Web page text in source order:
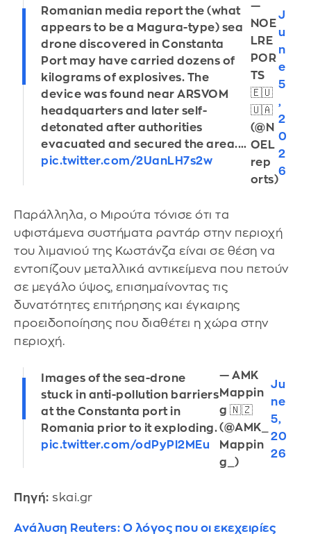
Romanian media report the (what
appears to be a Magura-type) sea
drone discovered in Constanta
Port may have carried dozens of
kilograms of explosives. The
device was found near ARSVOM
headquarters and later self-
detonated after authorities
evacuated and secured the area.…
pic.twitter.com/2UanLH7s2w
—
NOE
LRE
POR
TS
🇪🇺
🇺🇦
(@N
OEL
rep
orts)
J
u
n
e
5
,
2
0
2
6
Παράλληλα, ο Μιρούτα τόνισε ότι τα
υφιστάμενα συστήματα ραντάρ στην περιοχή
του λιμανιού της Κωστάνζα είναι σε θέση να
εντοπίζουν μεταλλικά αντικείμενα που πετούν
σε μεγάλο ύψος, επισημαίνοντας τις
δυνατότητες επιτήρησης και έγκαιρης
προειδοποίησης που διαθέτει η χώρα στην
περιοχή.
Images of the sea-drone
stuck in anti-pollution barriers
at the Constanta port in
Romania prior to it exploding.
pic.twitter.com/odPyPl2MEu
— AMK
Mappin
g 🇳🇿
(@AMK_
Mappin
g_)
Ju
ne
5,
20
26
Πηγή: skai.gr
Ανάλυση Reuters: Ο λόγος που οι εκεχειρίες